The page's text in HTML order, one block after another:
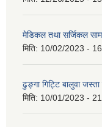
मेडिकल तथा सर्जिकल
मिति: 10/02/2023 -
ढुङ्गा गिट्टि बालुवा जस्ता
मिति: 10/01/2023 -